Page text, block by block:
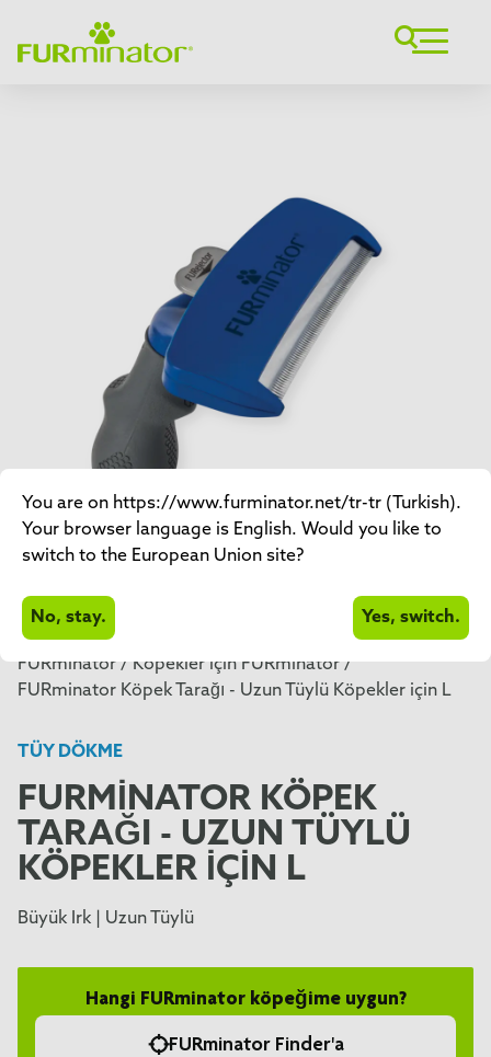
FURminator / Köpekler için FURminator /
FURminator Köpek Tarağı - Uzun Tüylü Köpekler için L
TÜY DÖKME
FURMINATOR KÖPEK
TARAĞI - UZUN TÜYLÜ
KÖPEKLER IÇIN L
Büyük Irk | Uzun Tüylü
Hangi FURminator köpeğime uygun?
FURminator Finder'a
You are on https://www.furminator.net/tr-tr (Turkish).
Your browser language is English. Would you like to
switch to the European Union site?
No, stay. Yes, switch.